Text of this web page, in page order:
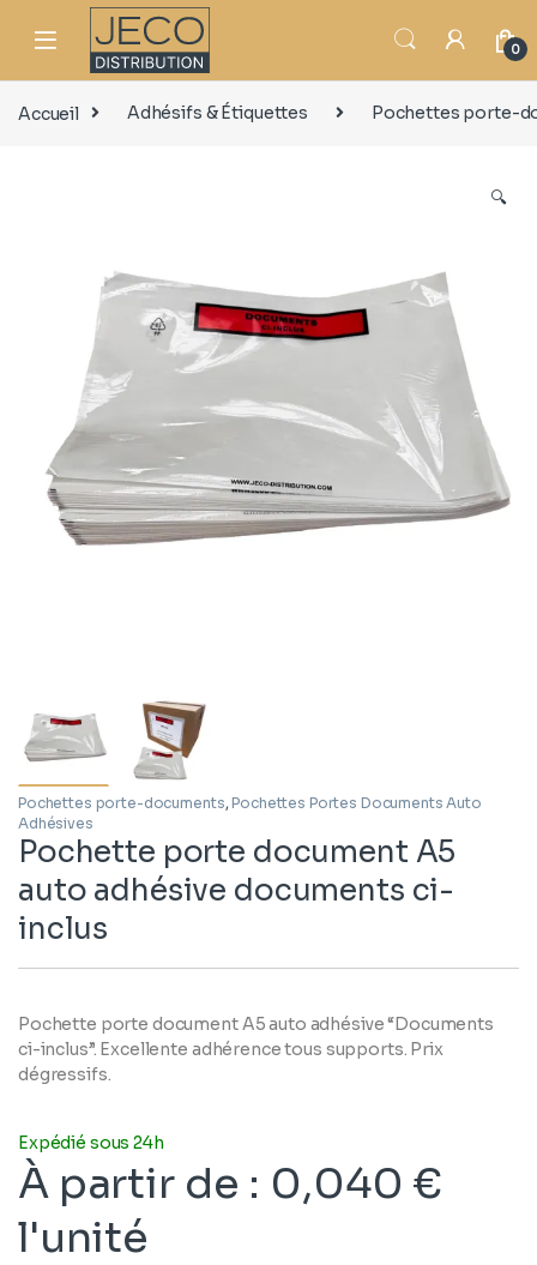
0
Accueil Adhésifs & Étiquettes Pochettes porte-
🔍
Pochettes porte-documents,Pochettes Portes Documents Auto
Adhésives
Pochette porte document A5
auto adhésive documents ci-
inclus
Pochette porte document A5 auto adhésive “Documents
ci-inclus”. Excellente adhérence tous supports. Prix
dégressifs.
Expédié sous 24h
À partir de : 0,040 €
l'unité